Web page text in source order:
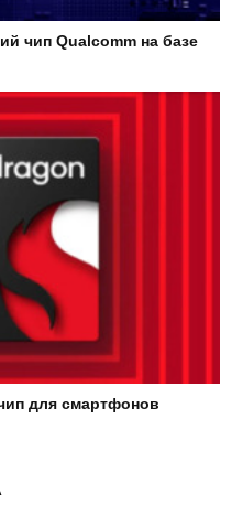
чип Qualcomm на базе
для смартфонов